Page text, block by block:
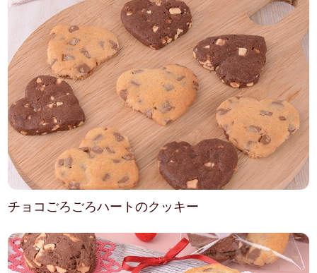
チョコごろごろハートのクッキー